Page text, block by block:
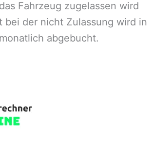
Fahrzeug zugelassen wird
bei der nicht Zulassung wird in
abgebucht.